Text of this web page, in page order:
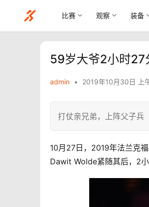
比赛 观察 装备
59岁大爷2小时27
admin • 2019年10月30日 上
打仗亲兄弟，上阵父子兵
10月27日，2019年法兰克
Dawit Wolde紧随其后，2小